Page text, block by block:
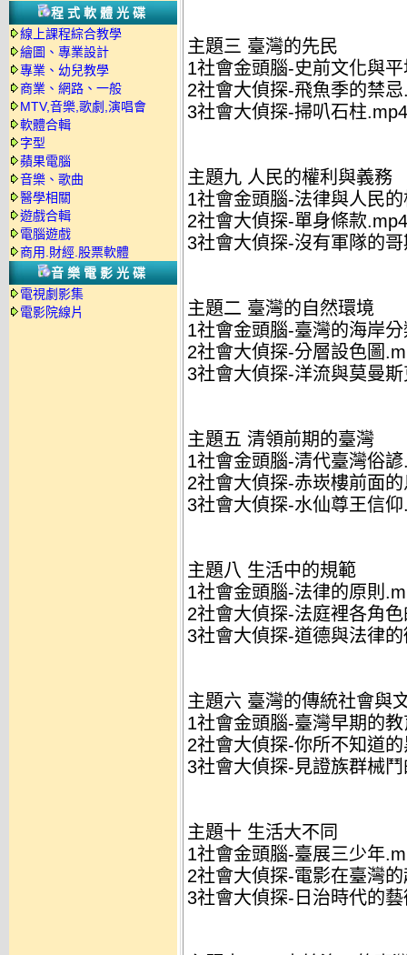
程式軟體光碟
線上課程綜合教學
繪圖、專業設計
專業、幼兒教學
商業、網路、一般
MTV,音樂,歌劇,演唱會
軟體合輯
字型
蘋果電腦
音樂、歌曲
醫學相關
遊戲合輯
電腦遊戲
商用.財經.股票軟體
音樂電影光碟
電視劇影集
電影院線片
主題三 臺灣的先民
1社會金頭腦-史前文化與
2社會大偵探-飛魚季的禁
3社會大偵探-掃叭石柱.mp4
主題九 人民的權利與義務
1社會金頭腦-法律與人民
2社會大偵探-單身條款.mp4
3社會大偵探-沒有軍隊的
主題二 臺灣的自然環境
1社會金頭腦-臺灣的海岸
2社會大偵探-分層設色圖
3社會大偵探-洋流與莫曼
主題五 清領前期的臺灣
1社會金頭腦-清代臺灣俗
2社會大偵探-赤崁樓前面
3社會大偵探-水仙尊王信
主題八 生活中的規範
1社會金頭腦-法律的原則
2社會大偵探-法庭裡各角
3社會大偵探-道德與法律
主題六 臺灣的傳統社會與
1社會金頭腦-臺灣早期的
2社會大偵探-你所不知道
3社會大偵探-見證族群械
主題十 生活大不同
1社會金頭腦-臺展三少年
2社會大偵探-電影在臺灣
3社會大偵探-日治時代的